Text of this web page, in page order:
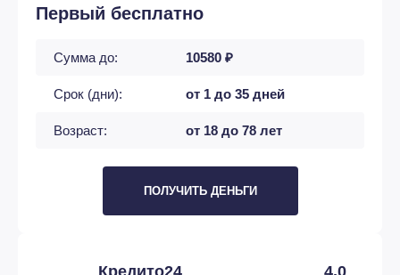
Первый бесплатно
Сумма до: 10580 ₽
Срок (дни): от 1 до 35 дней
Возраст: от 18 до 78 лет
ПОЛУЧИТЬ ДЕНЬГИ
Кредито24 4,0